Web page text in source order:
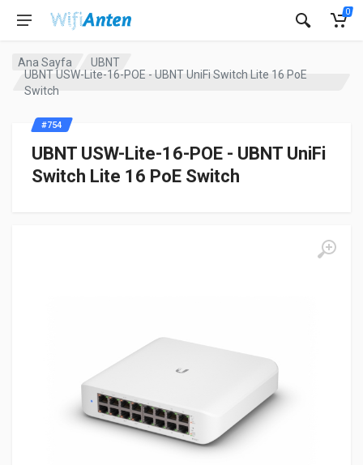
0
Ana Sayfa
UBNT
UBNT USW-Lite-16-POE - UBNT UniFi Switch Lite 16 PoE
Switch
UBNT USW-Lite-16-POE - UBNT UniFi
Switch Lite 16 PoE Switch
#754